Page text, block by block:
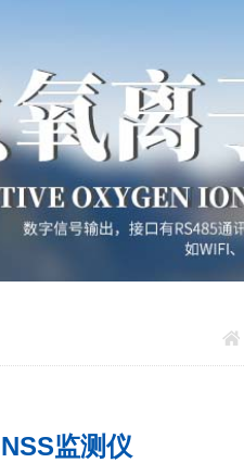
监测仪